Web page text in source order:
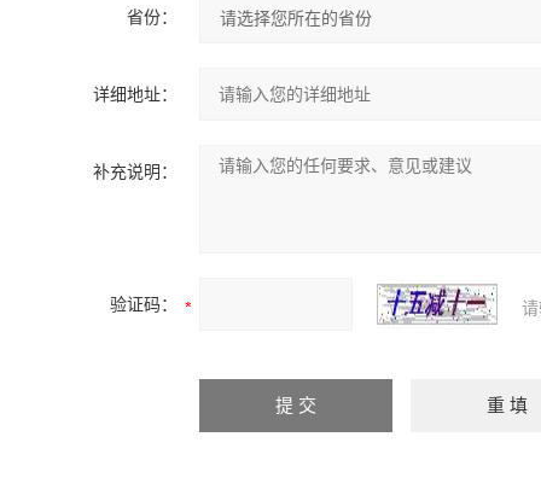
省份：
详细地址：
补充说明：
验证码：